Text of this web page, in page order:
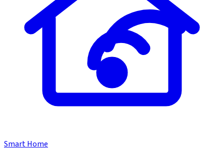
Smart Home